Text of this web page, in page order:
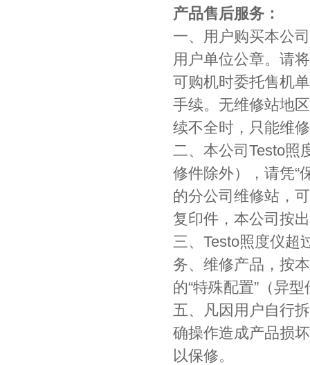
产品售后服务：
一、用户购买本公司
用户单位公章。请
可购机时委托售机
手续。无维修站地
续不全时，只能维
二、本公司Testo照
修件除外），请凭“
的分公司维修站，
复印件，本公司按
三、Testo照度仪超
务、维修产品，按
的“特殊配置”（异
五、凡因用户自行
确操作造成产品损
以保修。